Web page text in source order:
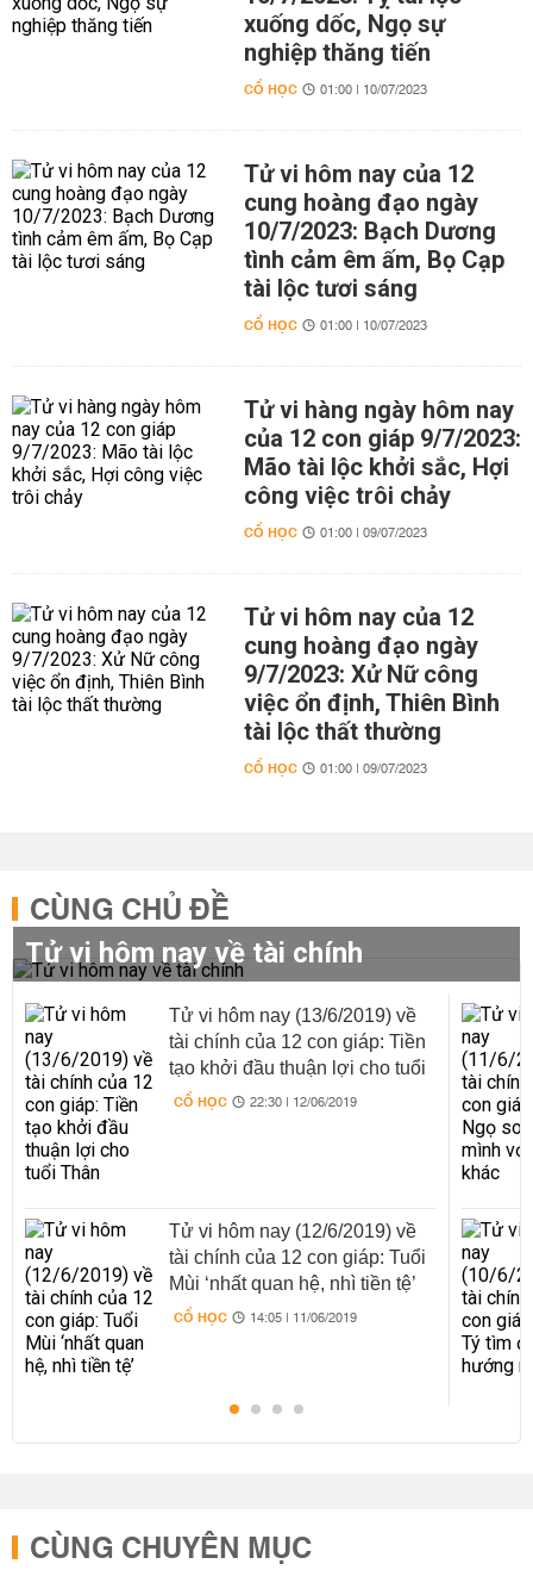
xuống dốc, Ngọ sự
nghiệp thăng tiến
CỔ HỌC 01:00 | 10/07/2023
Tử vi hôm nay của 12
cung hoàng đạo ngày
10/7/2023: Bạch Dương
tình cảm êm ấm, Bọ Cạp
tài lộc tươi sáng
CỔ HỌC 01:00 | 10/07/2023
Tử vi hàng ngày hôm nay
của 12 con giáp 9/7/2023:
Mão tài lộc khởi sắc, Hợi
công việc trôi chảy
CỔ HỌC 01:00 | 09/07/2023
Tử vi hôm nay của 12
cung hoàng đạo ngày
9/7/2023: Xử Nữ công
việc ổn định, Thiên Bình
tài lộc thất thường
CỔ HỌC 01:00 | 09/07/2023
CÙNG CHỦ ĐỀ
Tử vi hôm nay về tài chính
Tử vi hôm nay (13/6/2019) về
tài chính của 12 con giáp: Tiền
tạo khởi đầu thuận lợi cho tuổi
Thân
CỔ HỌC 22:30 | 12/06/2019
Tử vi hôm nay (12/6/2019) về
tài chính của 12 con giáp: Tuổi
Mùi ‘nhất quan hệ, nhì tiền tệ’
CỔ HỌC 14:05 | 11/06/2019
CÙNG CHUYÊN MỤC